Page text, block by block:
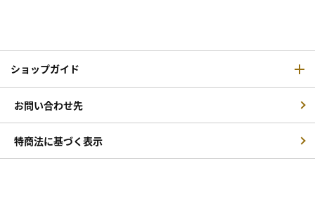
ショップガイド
お問い合わせ先
特商法に基づく表示